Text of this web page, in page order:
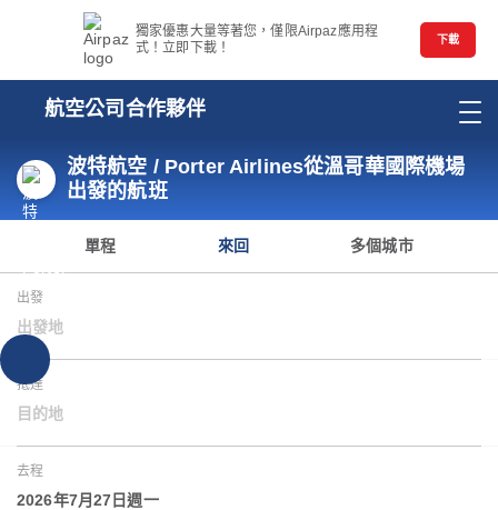
獨家優惠大量等著您，僅限Airpaz應用程
式！立即下載！
下載
航空公司合作夥伴
波特航空 / Porter Airlines從溫哥華國際機場
出發的航班
單程 來回 多個城市
出發
出發地
抵達
目的地
去程
2026年7月27日週一